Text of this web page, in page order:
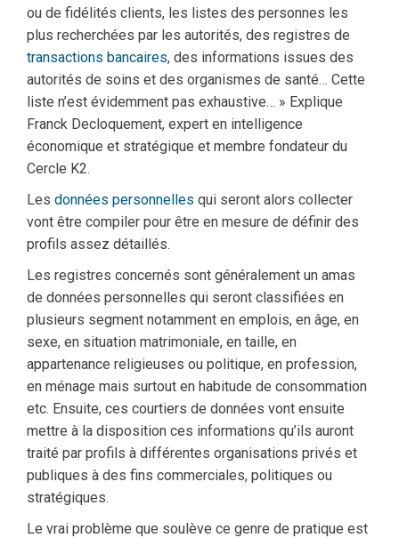
ou de fidélités clients, les listes des personnes les
plus recherchées par les autorités, des registres de
transactions bancaires, des informations issues des
autorités de soins et des organismes de santé… Cette
liste n’est évidemment pas exhaustive… » Explique
Franck Decloquement, expert en intelligence
économique et stratégique et membre fondateur du
Cercle K2.
Les données personnelles qui seront alors collecter
vont être compiler pour être en mesure de définir des
profils assez détaillés.
Les registres concernés sont généralement un amas
de données personnelles qui seront classifiées en
plusieurs segment notamment en emplois, en âge, en
sexe, en situation matrimoniale, en taille, en
appartenance religieuses ou politique, en profession,
en ménage mais surtout en habitude de consommation
etc. Ensuite, ces courtiers de données vont ensuite
mettre à la disposition ces informations qu’ils auront
traité par profils à différentes organisations privés et
publiques à des fins commerciales, politiques ou
stratégiques.
Le vrai problème que soulève ce genre de pratique est